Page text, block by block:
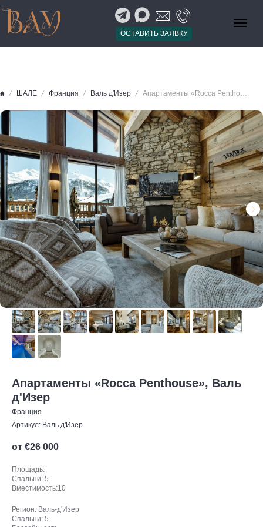
ОСТАВИТЬ ЗАЯВКУ
ШАЛЕ Франция Валь д'Изер Апартаменты «Rocca Penthouse», Валь д'Изер
Апартаменты «Rocca Penthouse», Валь
д'Изер
Франция
Артикул: Валь д'Изер
от €26 000
Площадь:
Спальни: 5
Вместимость:10
Регион: Валь-д'Изер
Спальни: 5